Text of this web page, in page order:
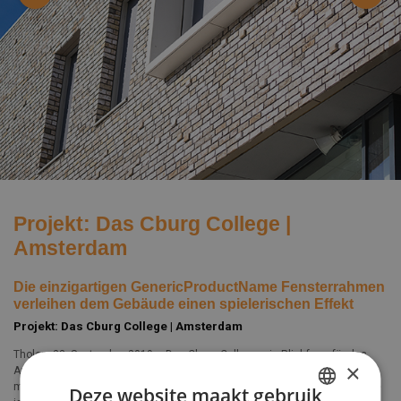
Projekt: Das Cburg College |
Amsterdam
Die einzigartigen GenericProductName Fensterrahmen
verleihen dem Gebäude einen spielerischen Effekt
Projekt: Das Cburg College | Amsterdam
Tholen, 23. September 2019 – Das Cburg College; ein Blickfang für das
Amsterdamer Viertel Zeeburgereiland. Das schöne, geradlinige Gebäude
mit seinen imposanten Fensterrahmen fällt sofort auf. Das Cburg College
×
Deze website maakt gebruik